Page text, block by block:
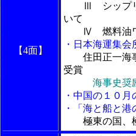
【4面】
Ⅲ シップ
いて
Ⅳ 燃料油ワ
・日本海運集
住田正一海
受賞
海事史奨
・中国の１０
・「海と船と港
極東の国